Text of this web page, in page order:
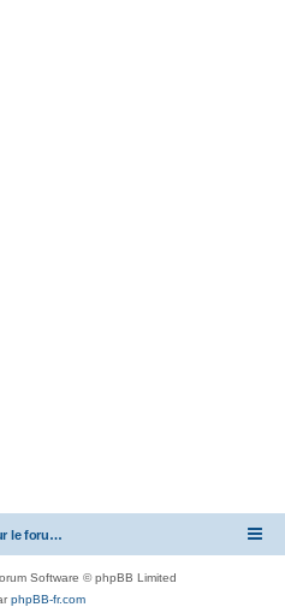
Bienvenue sur le forum des scooters de la gamme SYM
Software © phpBB Limited
phpBB-fr.com